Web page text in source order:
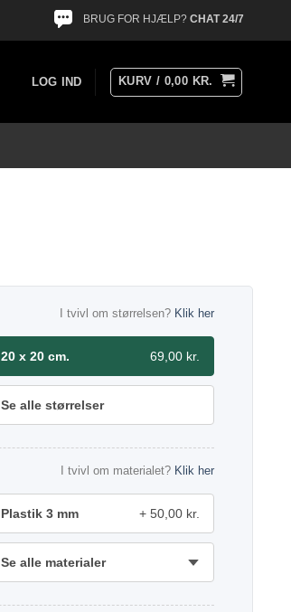
BRUG FOR HJÆLP? CHAT 24/7
LOG IND KURV / 0,00 KR.
I tvivl om størrelsen? Klik her
20 x 20 cm. 69,00 kr.
Se alle størrelser
I tvivl om materialet? Klik her
Plastik 3 mm 50,00 kr.
Se alle materialer